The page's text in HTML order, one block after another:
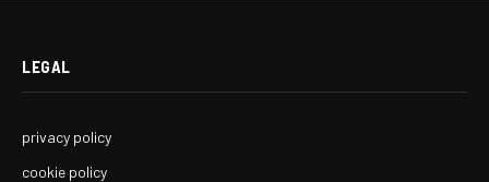
LEGAL
privacy policy
cookie policy